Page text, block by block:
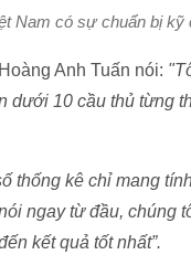
Nam có sự chuẩn bị
Anh Tuấn nói:
dưới 10 cầu thủ từng
thống kê chỉ mang
ngay từ đầu, chúng
kết quả tốt nhất”.